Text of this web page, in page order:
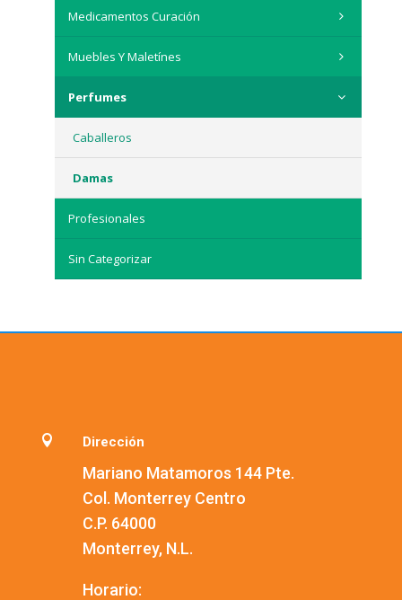
Medicamentos Curación
Muebles Y Maletínes
Perfumes
Caballeros
Damas
Profesionales
Sin Categorizar
 Dirección
Mariano Matamoros 144 Pte.
Col. Monterrey Centro
C.P. 64000
Monterrey, N.L.
Horario: